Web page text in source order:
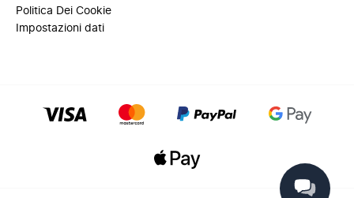
Politica Dei Cookie
Impostazioni dati